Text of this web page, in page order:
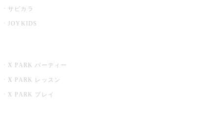
サビカラ
JOYKIDS
X PARK パーティー
X PARK レッスン
X PARK プレイ